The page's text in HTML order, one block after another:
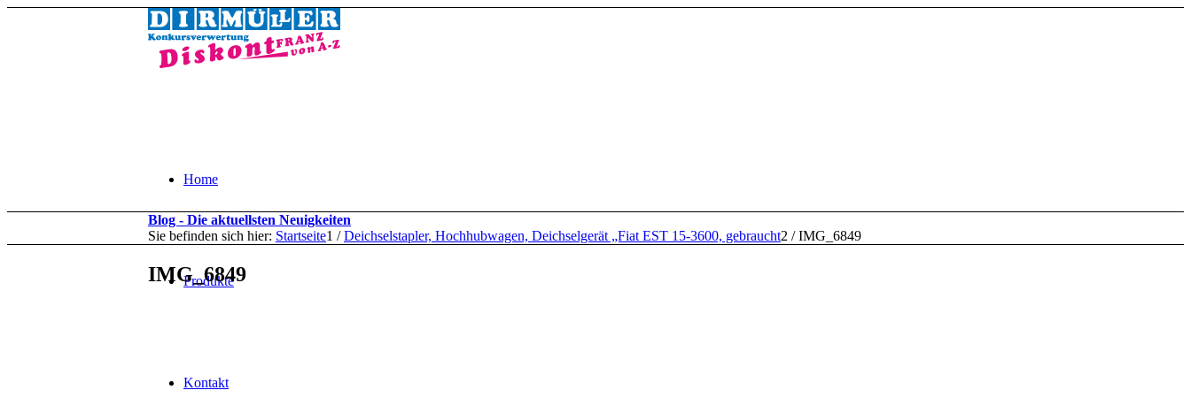
Home
Produkte
Kontakt
Blog - Die aktuellsten Neuigkeiten
Sie befinden sich hier: Startseite1 / Deichselstapler, Hochhubwagen, Deichselgerät „Fiat EST 15-3600, gebraucht2 / IMG_6849
IMG_6849